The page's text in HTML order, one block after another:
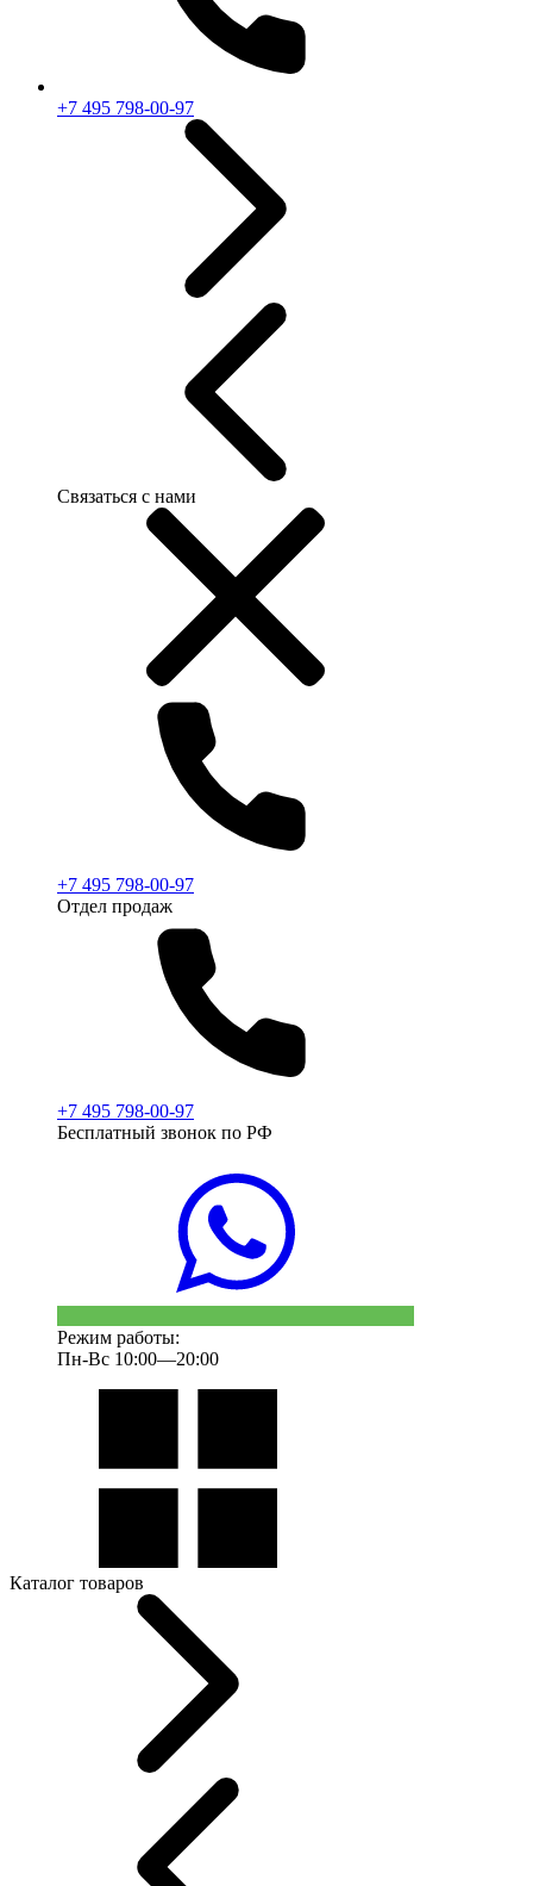
+7 495 798-00-97
Связаться с нами
+7 495 798-00-97
Отдел продаж
+7 495 798-00-97
Бесплатный звонок по РФ
Режим работы:
Пн-Вс 10:00—20:00
Каталог товаров